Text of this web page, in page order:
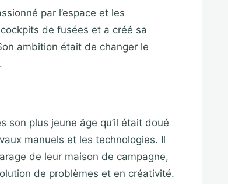
par l’espace et les
de fusées et a créé sa
ambition était de changer le
son plus jeune âge qu’il était doué
manuels et les technologies. Il
de leur maison de campagne,
de problèmes et en créativité.